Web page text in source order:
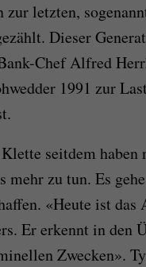
letzten,
Dieser
Chef Alfred
1991 zur
seitdem haben
zu tun. Es
«Heute ist das
Er erkennt in den
Zwecken».